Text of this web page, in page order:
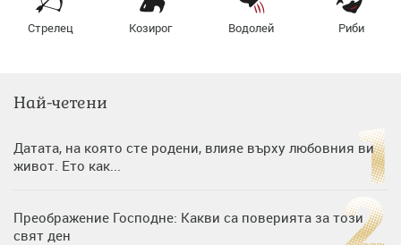
Стрелец Козирог Водолей Риби
Най-четени
Датата, на която сте родени, влияе върху любовния ви
живот. Ето как...
Преображение Господне: Какви са поверията за този
свят ден